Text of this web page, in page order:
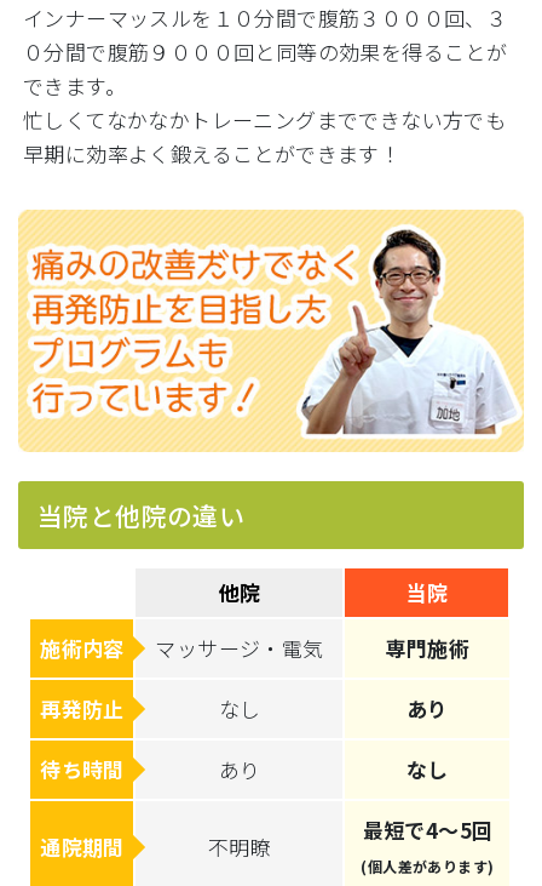
インナーマッスルを１０分間で腹筋３０００回、３
０分間で腹筋９０００回と同等の効果を得ることが
できます。
忙しくてなかなかトレーニングまでできない方でも
早期に効率よく鍛えることができます！
当院と他院の違い
他院
当院
施術内容
マッサージ・電気
専門施術
再発防止
なし
あり
待ち時間
あり なし
通院期間 不明瞭
最短で4～5回
(個人差があります)